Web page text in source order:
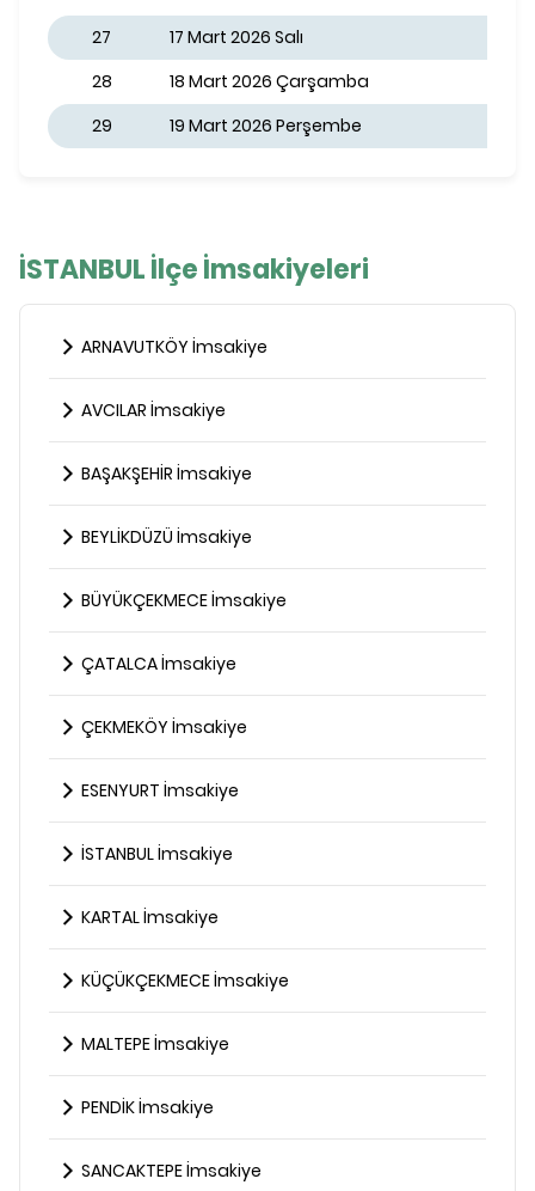
27
17 Mart 2026 Salı
28
18 Mart 2026 Çarşamba
29
19 Mart 2026 Perşembe
İSTANBUL İlçe İmsakiyeleri
ARNAVUTKÖY İmsakiye
AVCILAR İmsakiye
BAŞAKŞEHİR İmsakiye
BEYLİKDÜZÜ İmsakiye
BÜYÜKÇEKMECE İmsakiye
ÇATALCA İmsakiye
ÇEKMEKÖY İmsakiye
ESENYURT İmsakiye
İSTANBUL İmsakiye
KARTAL İmsakiye
KÜÇÜKÇEKMECE İmsakiye
MALTEPE İmsakiye
PENDİK İmsakiye
SANCAKTEPE İmsakiye